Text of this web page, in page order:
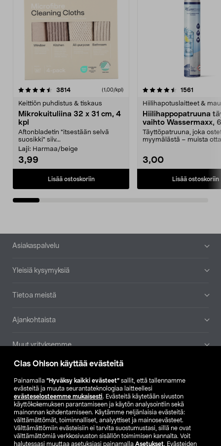
Clas Ohlson käyttää evästeitä
Painamalla ”Hyväksy kaikki evästeet” sallit, että tallennamme
evästeitä ja muuta seurantateknologiaa laitteellesi
evästeselosteemme mukaisesti. Evästeitä käytetään sivuston
käyttökokemuksen parantamiseen ja käytön analysointiin sekä
mainonnan kohdentamiseen. Käytämme neljänlaisia evästeitä:
välttämättömät, toiminnalliset, analyyttiset ja mainosevästeet.
Välttämättömiin evästeisiin ei tarvita suostumustasi, sillä ne ovat
välttämättömiä verkkosivuston sisällön toimimisen kannalta. Voit
halutessasi muuttaa asetuksiasi painamalla Asetukset. Evästeiden
3814arvostelut (1,00/kpl)
Keittiön puhdistus & tiskaus
Mikrokuituliina 32 x 31 cm, 4
kpl
Aftonbladetin "itsestään selvä
suosikki" siiv...
Laji: Harmaa/beige
3,99
Lisää ostoskoriin
4.5viidestä
1561
Hiilihapotuslaitteet &
Hiilihappopatruuna
vaihto Wassermaxx,
Täyttöpatruuna, joka
myymälästä – muista
3,00
Lisää ostoskoriin
4.5viidestä
Alatunniste
Asiakaspalvelu
Yleisiä kysymyksiä
Tietoa meistä
Ajankohtaista
Muut yrityksemme
Etsi myymälä
SE NO FI
FI SV